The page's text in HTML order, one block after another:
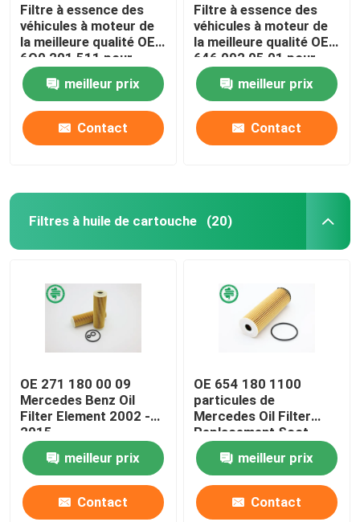
Filtre à essence des
véhicules à moteur de
la meilleure qualité OE :
6Q0 201 511 pour
Audi, VW (00-18),
SEAT
meilleur prix
Contact
Filtre à essence des
véhicules à moteur de
la meilleure qualité OE :
646 092 05 01 pour
MERCEDES-BENZ,
SMARTmeilleur prix
Contact
Filtres à huile de cartouche (20)
OE 271 180 00 09
Mercedes Benz Oil
Filter Element 2002 -
2015
meilleur prix
Contact
OE 654 180 1100
particules de
Mercedes Oil Filter
Replacement Soot
meilleur prix
Contact